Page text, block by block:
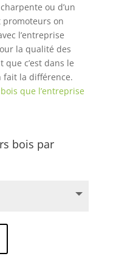
ou d’un
promoteurs on
l’entreprise
la qualité des
c’est dans le
fait la différence.
que l’entreprise
bois par